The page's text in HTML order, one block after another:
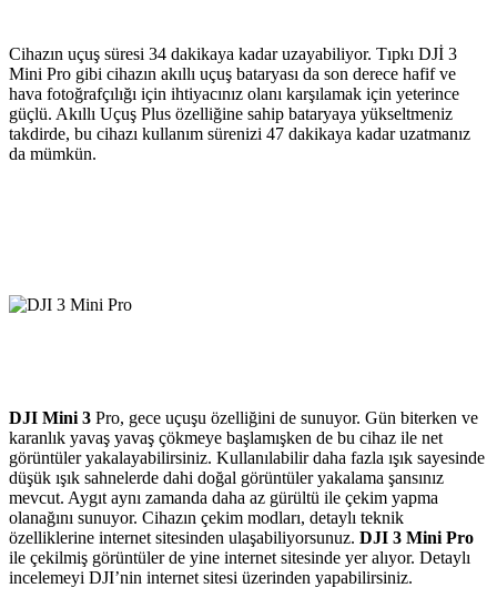
Cihazın uçuş süresi 34 dakikaya kadar uzayabiliyor. Tıpkı DJİ 3
Mini Pro gibi cihazın akıllı uçuş bataryası da son derece hafif ve
hava fotoğrafçılığı için ihtiyacınız olanı karşılamak için yeterince
güçlü. Akıllı Uçuş Plus özelliğine sahip bataryaya yükseltmeniz
takdirde, bu cihazı kullanım sürenizi 47 dakikaya kadar uzatmanız
da mümkün.
DJI Mini 3 Pro, gece uçuşu özelliğini de sunuyor. Gün biterken ve
karanlık yavaş yavaş çökmeye başlamışken de bu cihaz ile net
görüntüler yakalayabilirsiniz. Kullanılabilir daha fazla ışık sayesinde
düşük ışık sahnelerde dahi doğal görüntüler yakalama şansınız
mevcut. Aygıt aynı zamanda daha az gürültü ile çekim yapma
olanağını sunuyor. Cihazın çekim modları, detaylı teknik
özelliklerine internet sitesinden ulaşabiliyorsunuz. DJI 3 Mini Pro
ile çekilmiş görüntüler de yine internet sitesinde yer alıyor. Detaylı
incelemeyi DJI’nin internet sitesi üzerinden yapabilirsiniz.